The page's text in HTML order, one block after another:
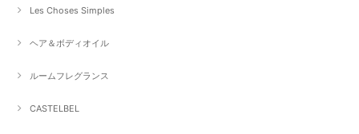
Les Choses Simples
ヘア＆ボディオイル
ルームフレグランス
CASTELBEL